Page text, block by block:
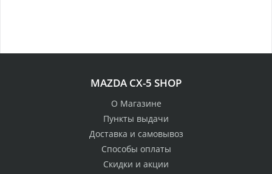
MAZDA CX-5 SHOP
О Магазине
Пункты выдачи
Доставка и самовывоз
Способы оплаты
Скидки и акции